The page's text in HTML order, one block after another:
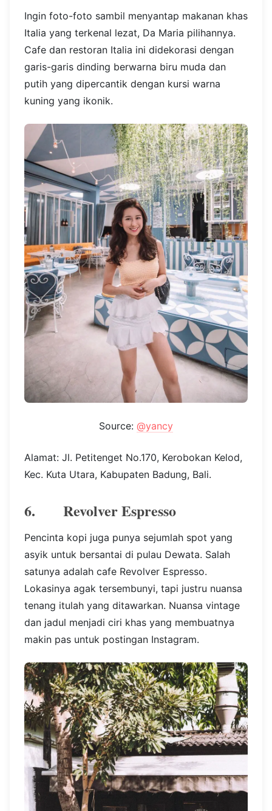
Ingin foto-foto sambil menyantap makanan khas
Italia yang terkenal lezat, Da Maria pilihannya.
Cafe dan restoran Italia ini didekorasi dengan
garis-garis dinding berwarna biru muda dan
putih yang dipercantik dengan kursi warna
kuning yang ikonik.
Source: @yancy
Alamat: Jl. Petitenget No.170, Kerobokan Kelod,
Kec. Kuta Utara, Kabupaten Badung, Bali.
6. Revolver Espresso
Pencinta kopi juga punya sejumlah spot yang
asyik untuk bersantai di pulau Dewata. Salah
satunya adalah cafe Revolver Espresso.
Lokasinya agak tersembunyi, tapi justru nuansa
tenang itulah yang ditawarkan. Nuansa vintage
dan jadul menjadi ciri khas yang membuatnya
makin pas untuk postingan Instagram.